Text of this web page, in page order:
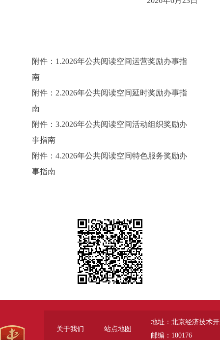
附件：1.2026年公共阅读空间运营奖励办事指
南
附件：2.2026年公共阅读空间延时奖励办事指
南
附件：3.2026年公共阅读空间活动组织奖励办
事指南
附件：4.2026年公共阅读空间特色服务奖励办
事指南
关于我们 站点地图
地址：北京经济技术
邮编：100176